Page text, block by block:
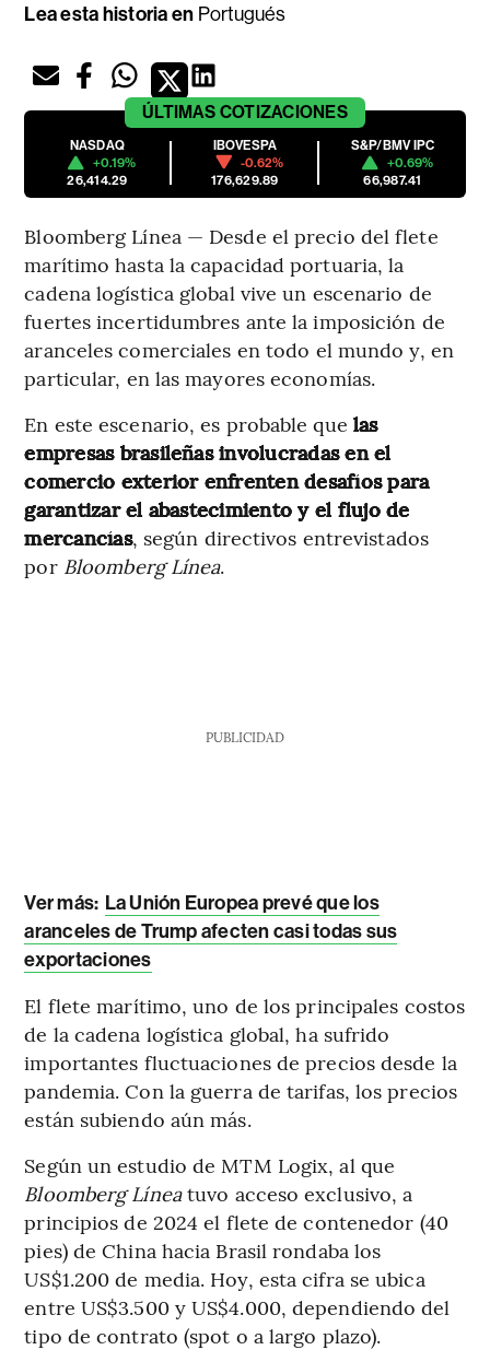
Lea esta historia en Portugués
ÚLTIMAS COTIZACIONES
NASDAQ
+0.19%
26,414.29
IBOVESPA
-0.62%
176,629.89
S&P/BMV IPC
+0.69%
66,987.41
Bloomberg Línea — Desde el precio del flete
marítimo hasta la capacidad portuaria, la
cadena logística global vive un escenario de
fuertes incertidumbres ante la imposición de
aranceles comerciales en todo el mundo y, en
particular, en las mayores economías.
En este escenario, es probable que las
empresas brasileñas involucradas en el
comercio exterior enfrenten desafíos para
garantizar el abastecimiento y el flujo de
mercancías, según directivos entrevistados
por Bloomberg Línea.
PUBLICIDAD
Ver más: La Unión Europea prevé que los
aranceles de Trump afecten casi todas sus
exportaciones
El flete marítimo, uno de los principales costos
de la cadena logística global, ha sufrido
importantes fluctuaciones de precios desde la
pandemia. Con la guerra de tarifas, los precios
están subiendo aún más.
Según un estudio de MTM Logix, al que
Bloomberg Líneatuvo acceso exclusivo, a
principios de 2024 el flete de contenedor (40
pies) de China hacia Brasil rondaba los
US$1.200 de media. Hoy, esta cifra se ubica
entre US$3.500 y US$4.000, dependiendo del
tipo de contrato (spot o a largo plazo).